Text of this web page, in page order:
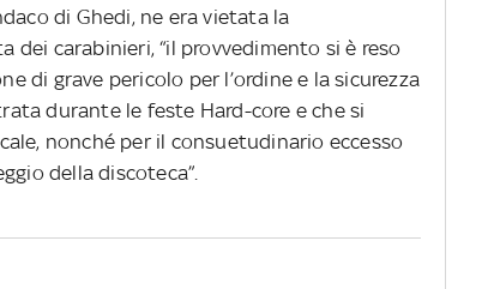
di Ghedi, ne era vietata la
dei carabinieri, “il provvedimento si è reso
di grave pericolo per l’ordine e la sicurezza
durante le feste Hard-core e che si
nonché per il consuetudinario eccesso
della discoteca”.